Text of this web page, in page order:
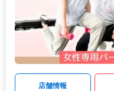
店舗情報